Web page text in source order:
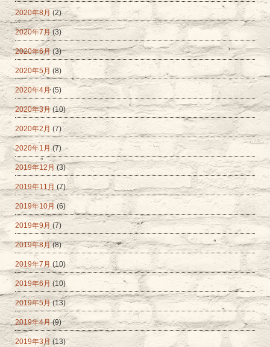
2020年8月 (2)
2020年7月(3)
2020年6月(3)
2020年5月 (8)
2020年4月 (5)
2020年3月(10)
2020年2月 (7)
2020年1月(7)
2019年12月(3)
2019年11月 (7)
2019年10月 (6)
2019年9月 (7)
2019年8月(8)
2019年7月 (10)
2019年6月 (10)
2019年5月(13)
2019年4月(9)
2019年3月(13)